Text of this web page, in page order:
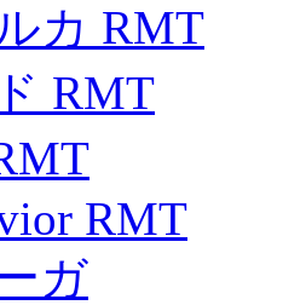
カ RMT
RMT
RMT
ガ